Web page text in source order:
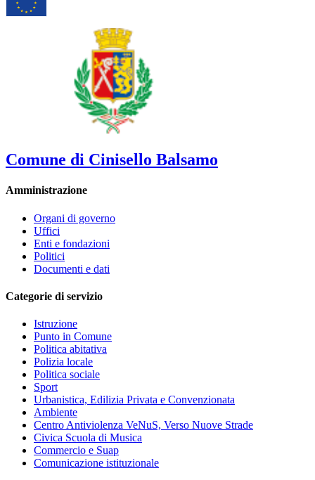
Comune di Cinisello Balsamo
Amministrazione
Organi di governo
Uffici
Enti e fondazioni
Politici
Documenti e dati
Categorie di servizio
Istruzione
Punto in Comune
Politica abitativa
Polizia locale
Politica sociale
Sport
Urbanistica, Edilizia Privata e Convenzionata
Ambiente
Centro Antiviolenza VeNuS, Verso Nuove Strade
Civica Scuola di Musica
Commercio e Suap
Comunicazione istituzionale